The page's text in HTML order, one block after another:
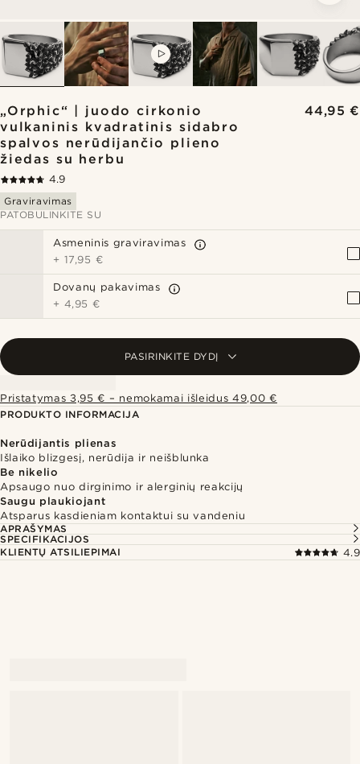
„Orphic“ | juodo cirkonio
vulkaninis kvadratinis sidabro
spalvos nerūdijančio plieno
žiedas su herbu
44,95 €
4.9
Graviravimas
PATOBULINKITE SU
Asmeninis graviravimas
+ 17,95 €
Dovanų pakavimas
+ 4,95 €
PASIRINKITE DYDĮ
Pristatymas 3,95 € – nemokamai išleidus 49,00 €
PRODUKTO INFORMACIJA
Nerūdijantis plienas
Išlaiko blizgesį, nerūdija ir neišblunka
Be nikelio
Apsaugo nuo dirginimo ir alerginių reakcijų
Saugu plaukiojant
Atsparus kasdieniam kontaktui su vandeniu
APRAŠYMAS
SPECIFIKACIJOS
KLIENTŲ ATSILIEPIMAI
4.9